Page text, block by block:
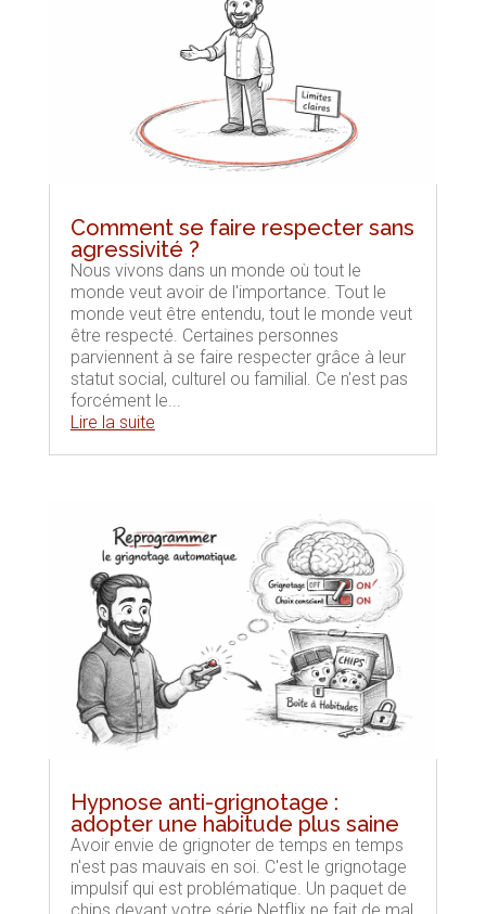
Comment se faire respecter sans
agressivité ?
Nous vivons dans un monde où tout le
monde veut avoir de l'importance. Tout le
monde veut être entendu, tout le monde veut
être respecté. Certaines personnes
parviennent à se faire respecter grâce à leur
statut social, culturel ou familial. Ce n'est pas
forcément le...
Lire la suite
Hypnose anti-grignotage :
adopter une habitude plus saine
Avoir envie de grignoter de temps en temps
n'est pas mauvais en soi. C'est le grignotage
impulsif qui est problématique. Un paquet de